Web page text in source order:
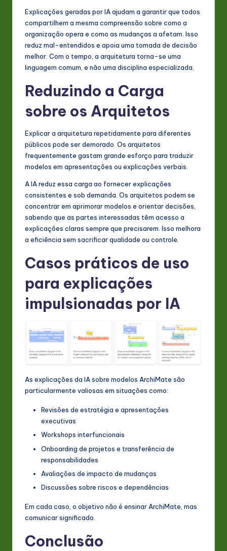
Explicações geradas por IA ajudam a garantir que todos
compartilhem a mesma compreensão sobre como a
organização opera e como as mudanças a afetam. Isso
reduz mal-entendidos e apoia uma tomada de decisão
melhor. Com o tempo, a arquitetura torna-se uma
linguagem comum, e não uma disciplina especializada.
Reduzindo a Carga
sobre os Arquitetos
Explicar a arquitetura repetidamente para diferentes
públicos pode ser demorado. Os arquitetos
frequentemente gastam grande esforço para traduzir
modelos em apresentações ou explicações verbais.
A IA reduz essa carga ao fornecer explicações
consistentes e sob demanda. Os arquitetos podem se
concentrar em aprimorar modelos e orientar decisões,
sabendo que as partes interessadas têm acesso a
explicações claras sempre que precisarem. Isso melhora
a eficiência sem sacrificar qualidade ou controle.
Casos práticos de uso
para explicações
impulsionadas por IA
As explicações da IA sobre modelos ArchiMate são
particularmente valiosas em situações como:
Revisões de estratégia e apresentações
executivas
Workshops interfuncionais
Onboarding de projetos e transferência de
responsabilidades
Avaliações de impacto de mudanças
Discussões sobre riscos e dependências
Em cada caso, o objetivo não é ensinar ArchiMate, mas
comunicar significado.
Conclusão